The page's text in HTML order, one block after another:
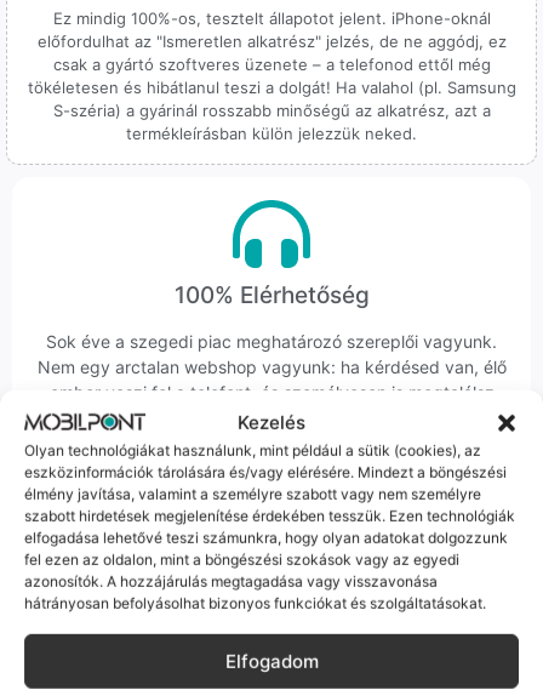
Kezelés
Olyan technológiákat használunk, mint például a sütik (cookies), az
eszközinformációk tárolására és/vagy elérésére. Mindezt a böngészési
élmény javítása, valamint a személyre szabott vagy nem személyre
szabott hirdetések megjelenítése érdekében tesszük. Ezen technológiák
elfogadása lehetővé teszi számunkra, hogy olyan adatokat dolgozzunk
fel ezen az oldalon, mint a böngészési szokások vagy az egyedi
azonosítók. A hozzájárulás megtagadása vagy visszavonása
hátrányosan befolyásolhat bizonyos funkciókat és szolgáltatásokat.
Elfogadom
Ez mindig 100%-os, tesztelt állapotot jelent. iPhone-oknál
előfordulhat az "Ismeretlen alkatrész" jelzés, de ne aggódj, ez
csak a gyártó szoftveres üzenete – a telefonod ettől még
tökéletesen és hibátlanul teszi a dolgát! Ha valahol (pl. Samsung
S-széria) a gyárinál rosszabb minőségű az alkatrész, azt a
termékleírásban külön jelezzük neked.
100% Elérhetőség
Sok éve a szegedi piac meghatározó szereplői vagyunk.
Nem egy arctalan webshop vagyunk: ha kérdésed van, élő
ember veszi fel a telefont, és személyesen is megtalálsz
minket Szegeden.
Korrekt Ügyintézés
Ha ritkán előfordul egy hiba, nem kifogásokat keresünk,
hanem megoldást. Szakértő kollégáink azonnal kézbe